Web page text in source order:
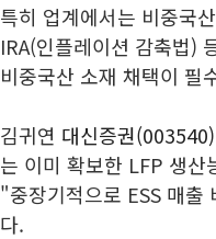
특히 업계에서는 비중국
IRA(인플레이션 감축법)
비중국산 소재 채택이 필
김귀연 대신증권(003540)
는 이미 확보한 LFP 생산
"중장기적으로 ESS 매
다.